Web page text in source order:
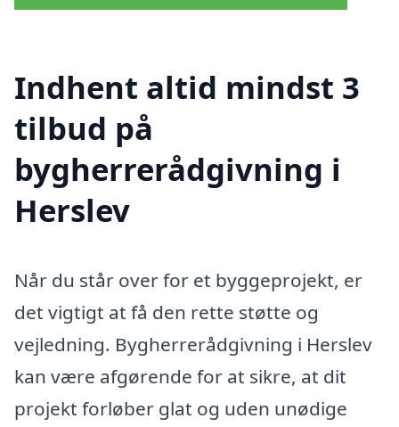
Indhent altid mindst 3
tilbud på
bygherrerådgivning i
Herslev
Når du står over for et byggeprojekt, er
det vigtigt at få den rette støtte og
vejledning. Bygherrerådgivning i Herslev
kan være afgørende for at sikre, at dit
projekt forløber glat og uden unødige